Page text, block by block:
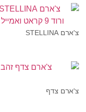
צ'ארם STELLINA
צ'ארם צדף